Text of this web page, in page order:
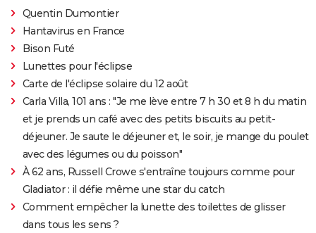
Quentin Dumontier
Hantavirus en France
Bison Futé
Lunettes pour l'éclipse
Carte de l'éclipse solaire du 12 août
Carla Villa, 101 ans : "Je me lève entre 7 h 30 et 8 h du matin
et je prends un café avec des petits biscuits au petit-
déjeuner. Je saute le déjeuner et, le soir, je mange du poulet
avec des légumes ou du poisson"
À 62 ans, Russell Crowe s'entraîne toujours comme pour
Gladiator : il défie même une star du catch
Comment empêcher la lunette des toilettes de glisser
dans tous les sens ?